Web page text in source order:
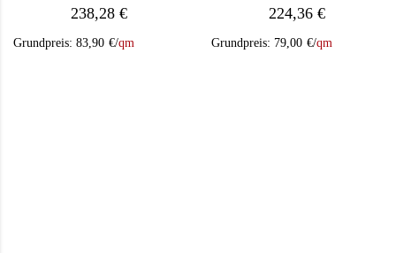
238,28 €
Grundpreis: 83,90 €/qm
224,36 €
Grundpreis: 79,00 €/qm